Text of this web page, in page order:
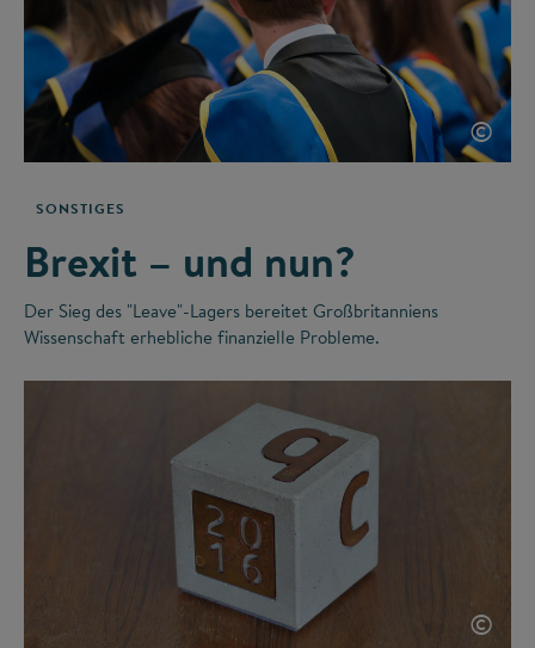
©
SONSTIGES
Brexit – und nun?
Der Sieg des "Leave"-Lagers bereitet Großbritanniens
Wissenschaft erhebliche finanzielle Probleme.
©